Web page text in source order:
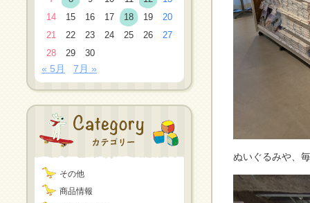
14
15 16 17 18 19
20
21
22 23 24 25 26
27
28
29 30
« 5月 7月 »
その他
商品情報
ぬいぐるみや、